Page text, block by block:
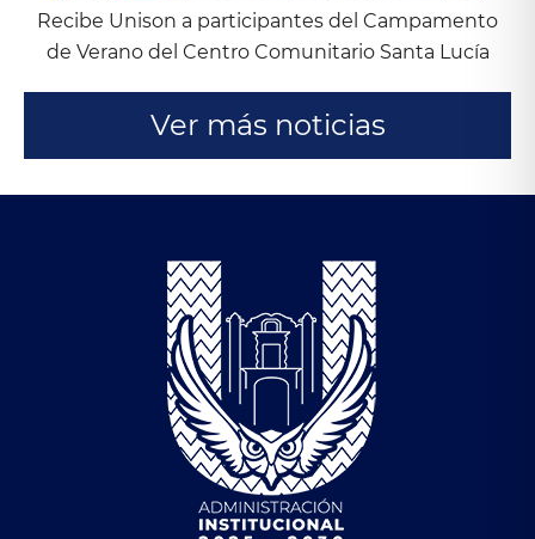
Recibe Unison a participantes del Campamento
de Verano del Centro Comunitario Santa Lucía
Ver más noticias